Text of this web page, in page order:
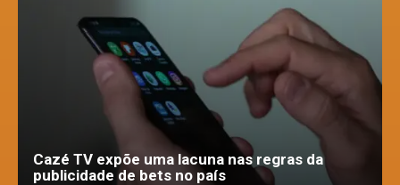
Cazé TV expõe uma lacuna nas regras da
publicidade de bets no país